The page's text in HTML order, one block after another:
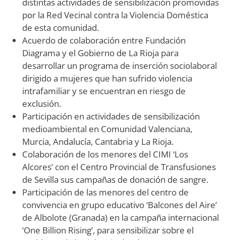
por la Red Vecinal contra la Violencia Doméstica
de esta comunidad.
Acuerdo de colaboración entre Fundación
Diagrama y el Gobierno de La Rioja para
desarrollar un programa de inserción sociolaboral
dirigido a mujeres que han sufrido violencia
intrafamiliar y se encuentran en riesgo de
exclusión.
Participación en actividades de sensibilización
medioambiental en Comunidad Valenciana,
Murcia, Andalucía, Cantabria y La Rioja.
Colaboración de los menores del CIMI ‘Los
Alcores’ con el Centro Provincial de Transfusiones
de Sevilla sus campañas de donación de sangre.
Participación de las menores del centro de
convivencia en grupo educativo ‘Balcones del Aire’
de Albolote (Granada) en la campaña internacional
‘One Billion Rising’, para sensibilizar sobre el